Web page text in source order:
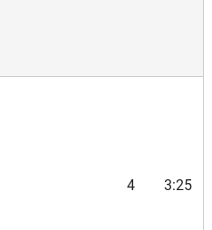
4 3:25